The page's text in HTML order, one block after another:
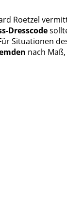
Roetzel
Dresscode
Situationen
nach